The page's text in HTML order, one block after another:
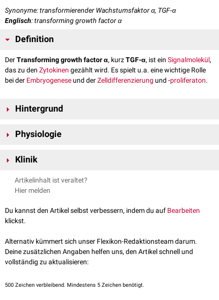
Synonyme: transformierender Wachstumsfaktor α, TGF-α
Englisch: transforming growth factor α
Definition
DerTransforming growth factor α, kurzTGF-α, ist ein Signalmolekül,
das zu den Zytokinen gezählt wird. Es spielt u.a. eine wichtige Rolle
bei der Embryogenese und derZelldifferenzierung und -proliferaton.
Hintergrund
EGF-Rezeptors.
Physiologie
rezeptorabhängig. In der Regel bindet es an
produziert, wo es anscheinend eine hemmende Wirkung auf die
Protonenpumpen
des Gehirns synthetisiert. Bei geschädigten Neuronen des Gehirns
konnte eine gesteigerte Produktion von TGF alpha festgestellt werden,
Klinik
TGF alpha ist in die Tumorgenese
Angiogenese
Artikelinhalt ist veraltet?
Hier melden
Du kannst den Artikel selbst verbessern, indem du auf Bearbeiten
klickst.
Alternativ kümmert sich unser Flexikon-Redaktionsteam darum.
Deine zusätzlichen Angaben helfen uns, den Artikel schnell und
vollständig zu aktualisieren:
500 Zeichen verbleibend. Mindestens 5 Zeichen benötigt.